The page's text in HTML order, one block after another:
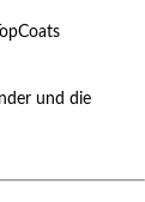
und die